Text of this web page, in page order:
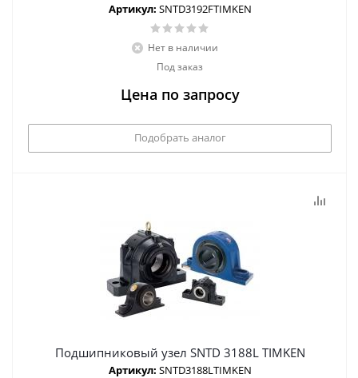
Артикул: SNTD3192FTIMKEN
Нет в наличии
Под заказ
Цена по запросу
Подобрать аналог
Подшипниковый узел SNTD 3188L TIMKEN
Артикул: SNTD3188LTIMKEN